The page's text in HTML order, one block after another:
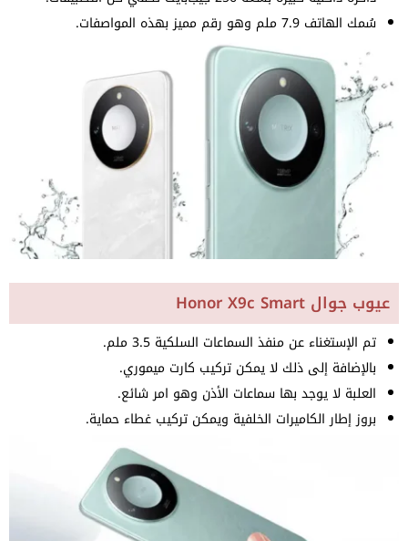
سُمك الهاتف 7.9 ملم وهو رقم مميز بهذه المواصفات.
عيوب جوال Honor X9c Smart
تم الإستغناء عن منفذ السماعات السلكية 3.5 ملم.
بالإضافة إلى ذلك لا يمكن تركيب كارت ميموري.
العلبة لا يوجد بها سماعات الأذن وهو امر شائع.
بروز إطار الكاميرات الخلفية ويمكن تركيب غطاء حماية.